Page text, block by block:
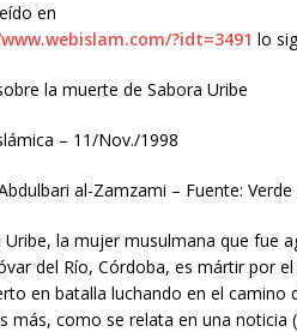
en
?idt=3491 lo
la muerte de Sabora Uribe
– 11/Nov./1998
al-Zamzami – Fuente:
Uribe, la mujer musulmana que fue
del Río, Córdoba, es mártir por
en batalla luchando en el
más, como se relata en una noticia